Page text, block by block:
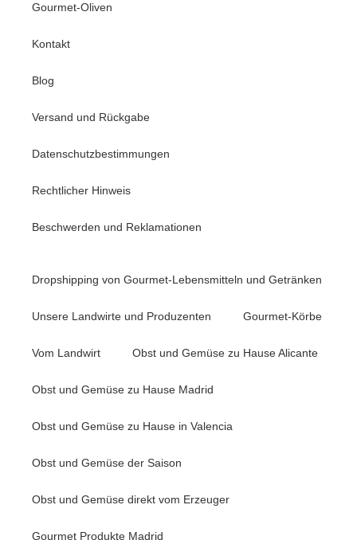
Gourmet-Oliven
Kontakt
Blog
Versand und Rückgabe
Datenschutzbestimmungen
Rechtlicher Hinweis
Beschwerden und Reklamationen
Dropshipping von Gourmet-Lebensmitteln und Getränken
Unsere Landwirte und Produzenten Gourmet-Körbe
Vom Landwirt Obst und Gemüse zu Hause Alicante
Obst und Gemüse zu Hause Madrid
Obst und Gemüse zu Hause in Valencia
Obst und Gemüse der Saison
Obst und Gemüse direkt vom Erzeuger
Gourmet Produkte Madrid